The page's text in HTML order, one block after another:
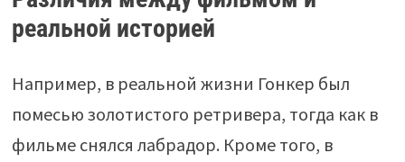
реальной историей
Например, в реальной жизни Гонкер был
помесью золотистого ретривера, тогда как в
фильме снялся лабрадор. Кроме того, в